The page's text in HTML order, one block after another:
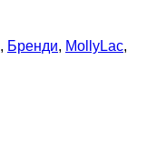
, Бренди, MollyLac,